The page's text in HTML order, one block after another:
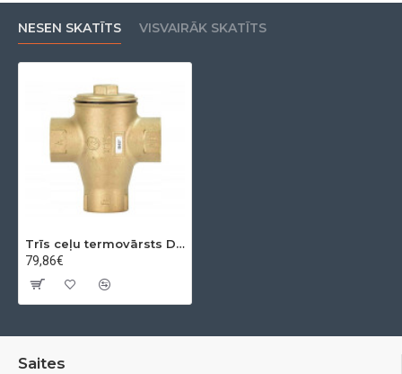
NESEN SKATĪTS VISVAIRĀK SKATĪTS
Trīs ceļu termovārsts DN25 1'' 45 C
79,86€
Saites